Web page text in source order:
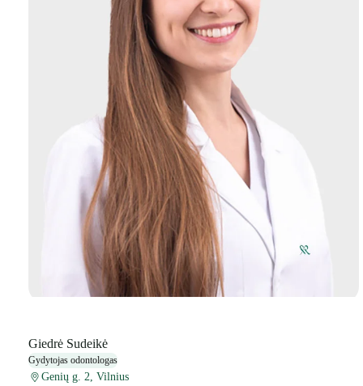
Giedrė Sudeikė
Gydytojas odontologas
Genių g. 2, Vilnius